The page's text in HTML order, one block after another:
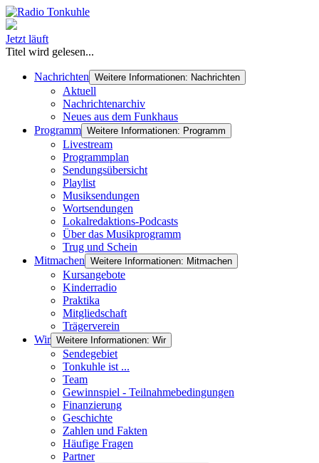
Jetzt läuft
Titel wird gelesen...
Nachrichten Weitere Informationen: Nachrichten
Aktuell
Nachrichtenarchiv
Neues aus dem Funkhaus
Programm Weitere Informationen: Programm
Livestream
Programmplan
Sendungsübersicht
Playlist
Musiksendungen
Wortsendungen
Lokalredaktions-Podcasts
Über das Musikprogramm
Trug und Schein
Mitmachen Weitere Informationen: Mitmachen
Kursangebote
Kinderradio
Praktika
Mitgliedschaft
Trägerverein
Wir Weitere Informationen: Wir
Sendegebiet
Tonkuhle ist ...
Team
Gewinnspiel - Teilnahmebedingungen
Finanzierung
Geschichte
Zahlen und Fakten
Häufige Fragen
Partner